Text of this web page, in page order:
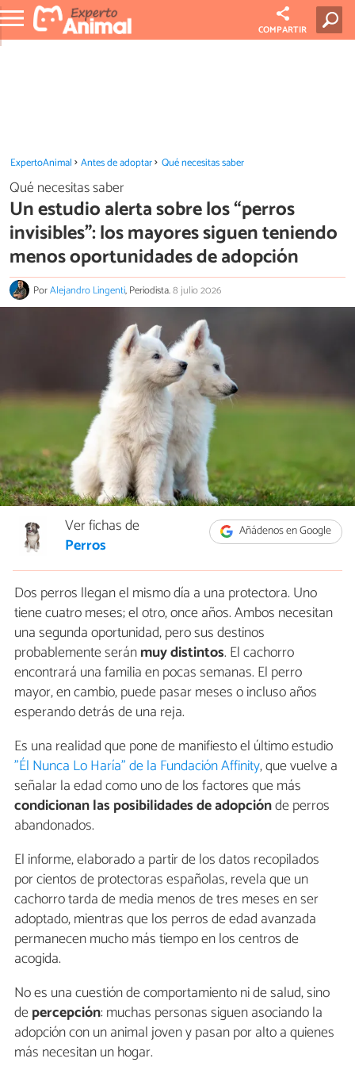
COMPARTIR
ExpertoAnimal Antes de adoptar Qué necesitas saber
Qué necesitas saber
Un estudio alerta sobre los “perros
invisibles”: los mayores siguen teniendo
menos oportunidades de adopción
PorAlejandro Lingenti, Periodista.8 julio 2026
Añádenos en Google
Ver fichas de
Perros
Dos perros llegan el mismo día a una protectora. Uno
tiene cuatro meses; el otro, once años. Ambos necesitan
una segunda oportunidad, pero sus destinos
probablemente seránmuy distintos. El cachorro
encontrará una familia en pocas semanas. El perro
mayor, en cambio, puede pasar meses o incluso años
esperando detrás de una reja.
Es una realidad que pone de manifiesto el último estudio
"Él Nunca Lo Haría" de la Fundación Affinity, que vuelve a
señalar la edad como uno de los factores que más
condicionan las posibilidades de adopciónde perros
abandonados.
El informe, elaborado a partir de los datos recopilados
por cientos de protectoras españolas, revela que un
cachorro tarda de media menos de tres meses en ser
adoptado, mientras que los perros de edad avanzada
permanecen mucho más tiempo en los centros de
acogida.
No es una cuestión de comportamiento ni de salud, sino
depercepción: muchas personas siguen asociando la
adopción con un animal joven y pasan por alto a quienes
más necesitan un hogar.